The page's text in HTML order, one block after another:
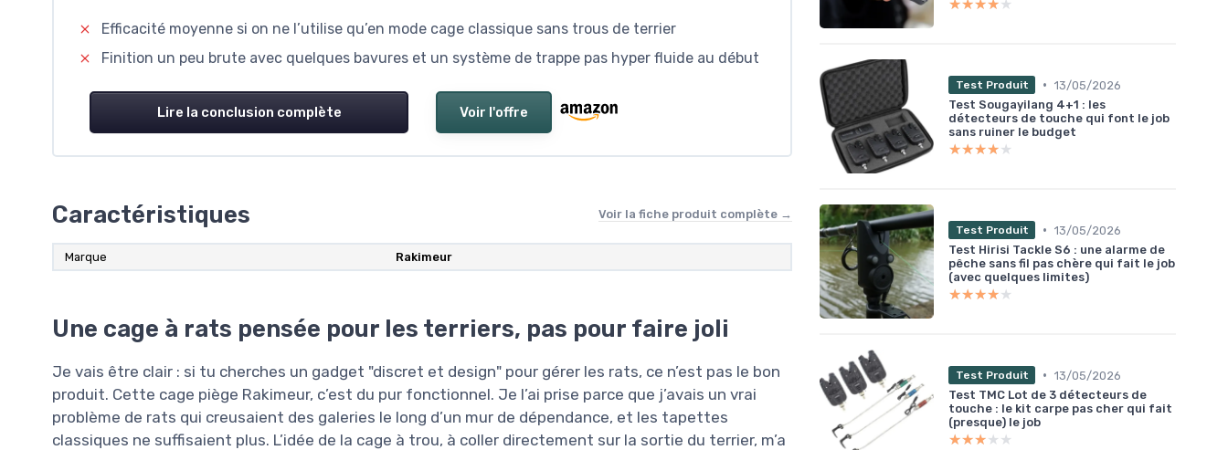
Efficacité moyenne si on ne l’utilise qu’en mode cage classique sans trous de terrier
Finition un peu brute avec quelques bavures et un système de trappe pas hyper fluide au début
Lire la conclusion complète Voir l'offre
Caractéristiques Voir la fiche produit complète →
Marque Rakimeur
Une cage à rats pensée pour les terriers, pas pour faire joli
Je vais être clair : si tu cherches un gadget "discret et design" pour gérer les rats, ce n’est pas le bon
produit. Cette cage piège Rakimeur, c’est du pur fonctionnel. Je l’ai prise parce que j’avais un vrai
problème de rats qui creusaient des galeries le long d’un mur de dépendance, et les tapettes
classiques ne suffisaient plus. L’idée de la cage à trou, à coller directement sur la sortie du terrier, m’a
★★★★★
★★★★★
Test Produit • 13/05/2026
Test Sougayilang 4+1 : les
détecteurs de touche qui font le job
sans ruiner le budget
★★★★★
★★★★★
Test Produit • 13/05/2026
Test Hirisi Tackle S6 : une alarme de
pêche sans fil pas chère qui fait le job
(avec quelques limites)
★★★★★
★★★★★
Test Produit • 13/05/2026
Test TMC Lot de 3 détecteurs de
touche : le kit carpe pas cher qui fait
(presque) le job
★★★★★
★★★★★